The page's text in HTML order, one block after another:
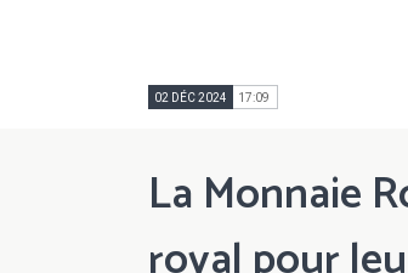
02 DÉC 2024 17:09
La Monnaie